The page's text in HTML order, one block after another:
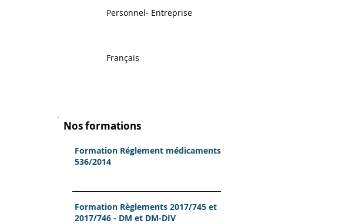
Personnel- Entreprise
Français
Nos formations
Formation Réglement médicaments
536/2014
Formation Règlements 2017/745 et
2017/746 - DM et DM-DIV